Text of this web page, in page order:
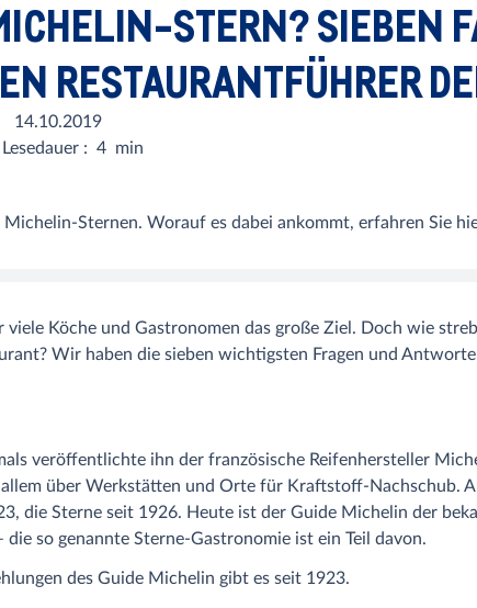
STERN? SIEBEN
RESTAURANTFÜHRER
14.10.2019
Lesedauer : 4 min
Sternen. Worauf es dabei ankommt, erfahren Sie
Köche und Gastronomen das große Ziel. Doch wie
Wir haben die sieben wichtigsten Fragen und
veröffentlichte ihn der französische Reifenhersteller
über Werkstätten und Orte für Kraftstoff-Nachschub.
die Sterne seit 1926. Heute ist der Guide Michelin der
so genannte Sterne-Gastronomie ist ein Teil davon.